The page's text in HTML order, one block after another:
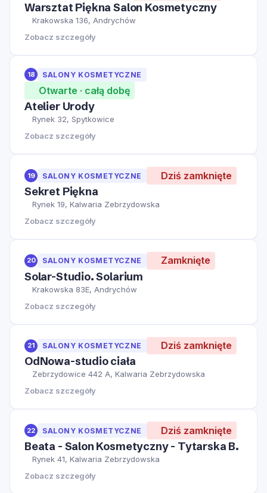
Warsztat Piękna Salon Kosmetyczny
Krakowska 136, Andrychów
Zobacz szczegóły
18 SALONY KOSMETYCZNE
Otwarte · całą dobę
Atelier Urody
Rynek 32, Spytkowice
Zobacz szczegóły
19 SALONY KOSMETYCZNE Dziś zamknięte
Sekret Piękna
Rynek 19, Kalwaria Zebrzydowska
Zobacz szczegóły
20 SALONY KOSMETYCZNE Zamknięte
Solar-Studio. Solarium
Krakowska 83E, Andrychów
Zobacz szczegóły
21 SALONY KOSMETYCZNE Dziś zamknięte
OdNowa-studio ciała
Zebrzydowice 442 A, Kalwaria Zebrzydowska
Zobacz szczegóły
22 SALONY KOSMETYCZNE Dziś zamknięte
Beata - Salon Kosmetyczny - Tytarska B.
Rynek 41, Kalwaria Zebrzydowska
Zobacz szczegóły